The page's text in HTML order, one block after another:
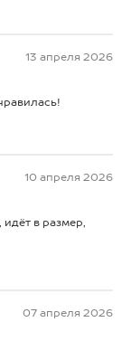
13 апреля 2026
10 апреля 2026
в размер,
07 апреля 2026